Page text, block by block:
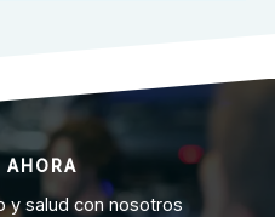
AHORA
y salud con nosotros